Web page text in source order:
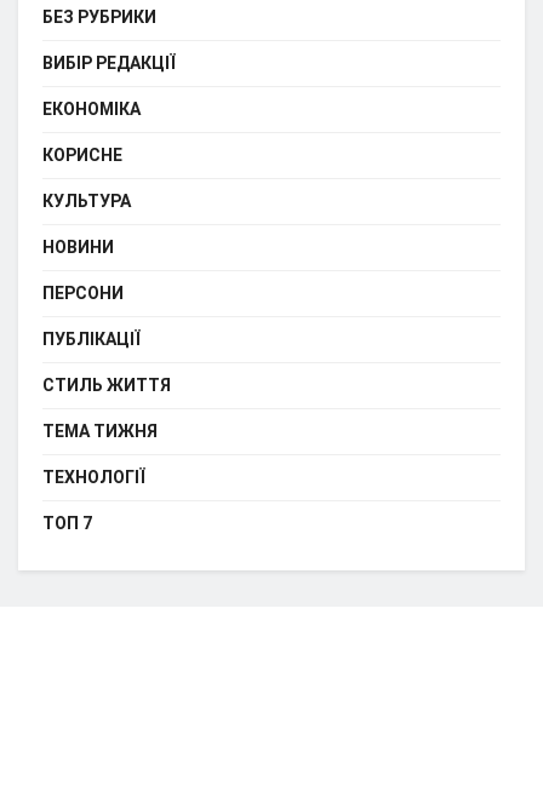
БЕЗ РУБРИКИ
ВИБІР РЕДАКЦІЇ
ЕКОНОМІКА
КОРИСНЕ
КУЛЬТУРА
НОВИНИ
ПЕРСОНИ
ПУБЛІКАЦІЇ
СТИЛЬ ЖИТТЯ
ТЕМА ТИЖНЯ
ТЕХНОЛОГІЇ
ТОП 7